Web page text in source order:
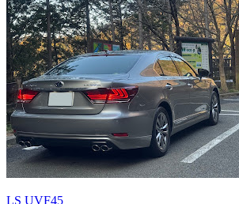
LS UVF45